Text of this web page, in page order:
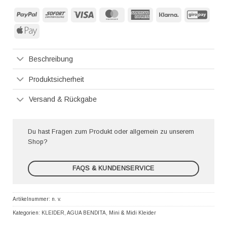
PayPal Sofort MasterCard American
Klarna
Apple
Beschreibung
Produktsicherheit
Versand & Rückgabe
Du hast Fragen zum Produkt oder allgemein zu unserem
Shop?
FAQS & KUNDENSERVICE
Artikelnummer: n. v.
Kategorien: KLEIDER AGUA BENDITA Mini & Midi Kleider